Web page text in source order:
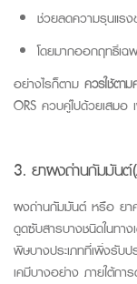
ช่วยลดความรุนแร
โดยมากออกฤทธิ์เฉ
อย่างไรก็ตาม ควรใช้ตา
ORS ควบคู่ไปด้วยเสมอ
3. ยาผงถ่านกัมมันต์(
ผงถ่านกัมมันต์ หรือ ยา
ดูดซับสารบางชนิดในทา
พิษบางประเภทที่เพิ่งรับป
เคมีบางอย่าง ภายใต้กา